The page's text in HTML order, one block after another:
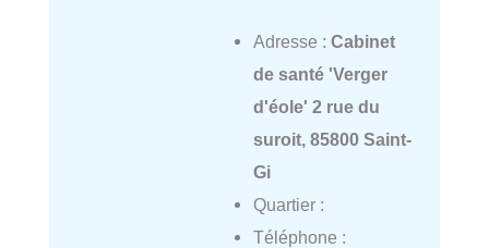
Adresse : Cabinet
de santé 'Verger
d'éole' 2 rue du
suroit, 85800 Saint-
Gi
Quartier :
Téléphone :